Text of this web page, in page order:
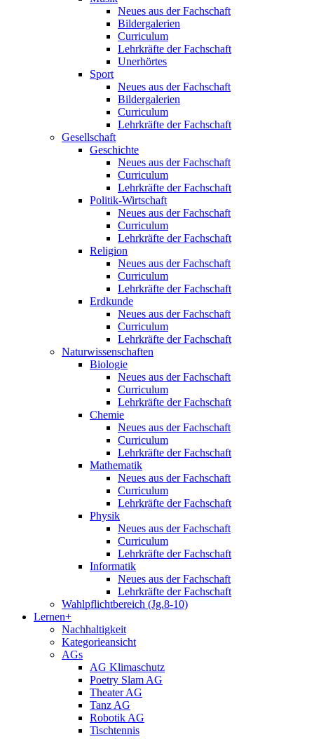
Neues aus der Fachschaft
Bildergalerien
Curriculum
Lehrkräfte der Fachschaft
Unerhörtes
Sport
Neues aus der Fachschaft
Bildergalerien
Curriculum
Lehrkräfte der Fachschaft
Gesellschaft
Geschichte
Neues aus der Fachschaft
Curriculum
Lehrkräfte der Fachschaft
Politik-Wirtschaft
Neues aus der Fachschaft
Curriculum
Lehrkräfte der Fachschaft
Religion
Neues aus der Fachschaft
Curriculum
Lehrkräfte der Fachschaft
Erdkunde
Neues aus der Fachschaft
Curriculum
Lehrkräfte der Fachschaft
Naturwissenschaften
Biologie
Neues aus der Fachschaft
Curriculum
Lehrkräfte der Fachschaft
Chemie
Neues aus der Fachschaft
Curriculum
Lehrkräfte der Fachschaft
Mathematik
Neues aus der Fachschaft
Curriculum
Lehrkräfte der Fachschaft
Physik
Neues aus der Fachschaft
Curriculum
Lehrkräfte der Fachschaft
Informatik
Neues aus der Fachschaft
Lehrkräfte der Fachschaft
Wahlpflichtbereich (Jg.8-10)
Lernen+
Nachhaltigkeit
Kategorieansicht
AGs
AG Klimaschutz
Poetry Slam AG
Theater AG
Tanz AG
Robotik AG
Tischtennis